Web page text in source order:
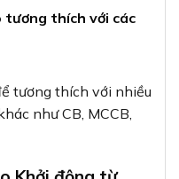
tương thích với các
tương thích với nhiều
như CB, MCCB,